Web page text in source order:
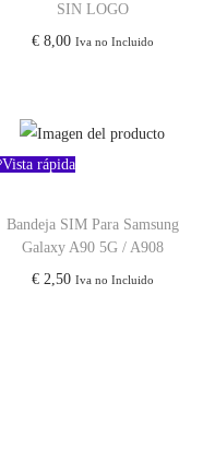
SIN LOGO
€8,00 Iva no Incluido
Vista rápida
Bandeja SIM Para Samsung
Galaxy A90 5G / A908
€2,50 Iva no Incluido